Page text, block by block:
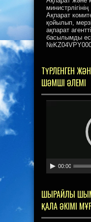
министрлігінің
Ақпарат
қойылып,
ақпарат
басылымды
ТҮРЛЕНГЕН
ШӘМШІ ӘЛЕМІ
00:00
ШЫРАЙЛЫ
ҚАЛА ӘКІМІ